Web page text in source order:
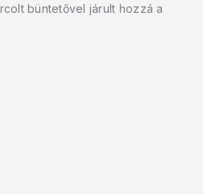
büntetővel járult hozzá a